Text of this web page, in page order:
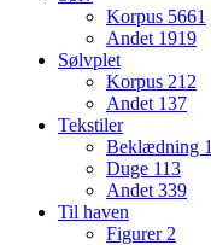
Korpus 5661
Andet 1919
Sølvplet
Korpus 212
Andet 137
Tekstiler
Beklædning
Duge 113
Andet 339
Til haven
Figurer 2